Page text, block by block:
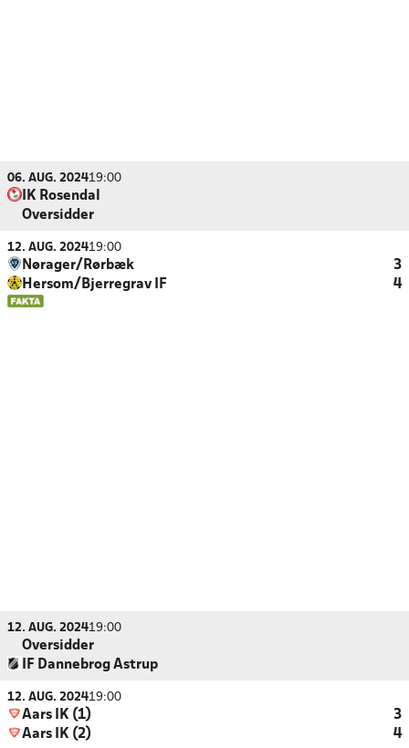
06. AUG. 202419:00
IK Rosendal
Oversidder
12. AUG. 202419:00
Nørager/Rørbæk
3
Hersom/Bjerregrav IF
4
12. AUG. 202419:00
Oversidder
IF Dannebrog Astrup
12. AUG. 202419:00
Aars IK (1)
3
Aars IK (2)
4